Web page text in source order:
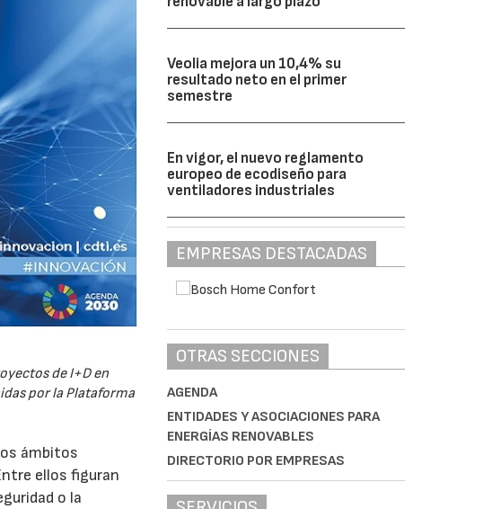
de I+D en
por la Plataforma
ámbitos
ellos figuran
o la
Veolia mejora un 10,4% su
resultado neto en el primer
semestre
En vigor, el nuevo reglamento
europeo de ecodiseño para
ventiladores industriales
EMPRESAS DESTACADAS
OTRAS SECCIONES
AGENDA
ENTIDADES Y ASOCIACIONES PARA
ENERGÍAS RENOVABLES
DIRECTORIO POR EMPRESAS